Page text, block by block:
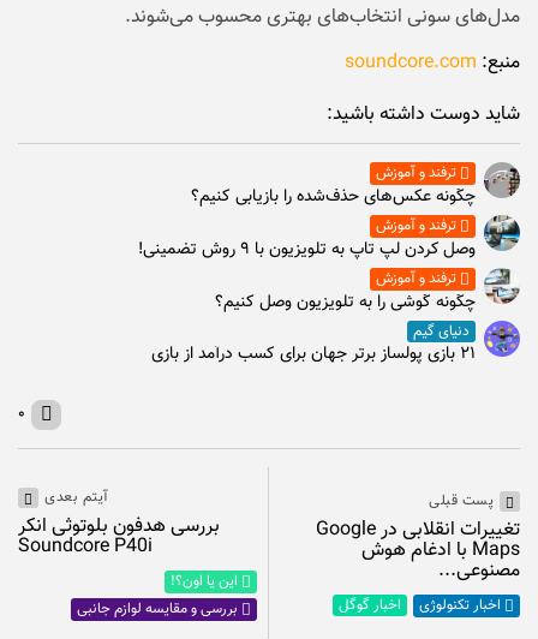
مدل‌های سونی انتخاب‌های بهتری محسوب می‌شوند.
منبع: soundcore.com
شاید دوست داشته باشید:
ترفند و آموزش
چگونه عکس‌های حذف‌شده را بازیابی کنیم؟
ترفند و آموزش
وصل كردن لپ تاپ به تلويزيون با ۹ روش تضمینی!
ترفند و آموزش
چگونه گوشی را به تلویزیون وصل کنیم؟
دنیای گیم
۲۱ بازی پولساز برتر جهان برای کسب درآمد از بازی
۰
پست قبلی
تغییرات انقلابی در Google
Maps با ادغام هوش
مصنوعی...
اخبار تکنولوژی اخبار گوگل
آیتم بعدی
بررسی هدفون بلوتوثی انکر
Soundcore P40i
این یا اون؟!
بررسی و مقایسه لوازم جانبی